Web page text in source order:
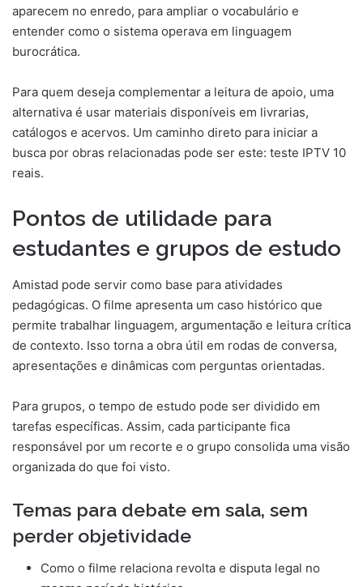
aparecem no enredo, para ampliar o vocabulário e
entender como o sistema operava em linguagem
burocrática.
Para quem deseja complementar a leitura de apoio, uma
alternativa é usar materiais disponíveis em livrarias,
catálogos e acervos. Um caminho direto para iniciar a
busca por obras relacionadas pode ser este: teste IPTV 10
reais.
Pontos de utilidade para
estudantes e grupos de estudo
Amistad pode servir como base para atividades
pedagógicas. O filme apresenta um caso histórico que
permite trabalhar linguagem, argumentação e leitura crítica
de contexto. Isso torna a obra útil em rodas de conversa,
apresentações e dinâmicas com perguntas orientadas.
Para grupos, o tempo de estudo pode ser dividido em
tarefas específicas. Assim, cada participante fica
responsável por um recorte e o grupo consolida uma visão
organizada do que foi visto.
Temas para debate em sala, sem
perder objetividade
Como o filme relaciona revolta e disputa legal no